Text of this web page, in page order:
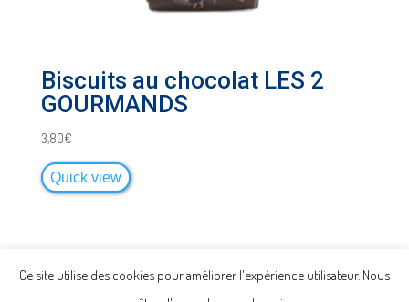
Biscuits au chocolat LES 2
GOURMANDS
3,80€
Quick view
Ce site utilise des cookies pour améliorer l'expérience utilisateur. Nous